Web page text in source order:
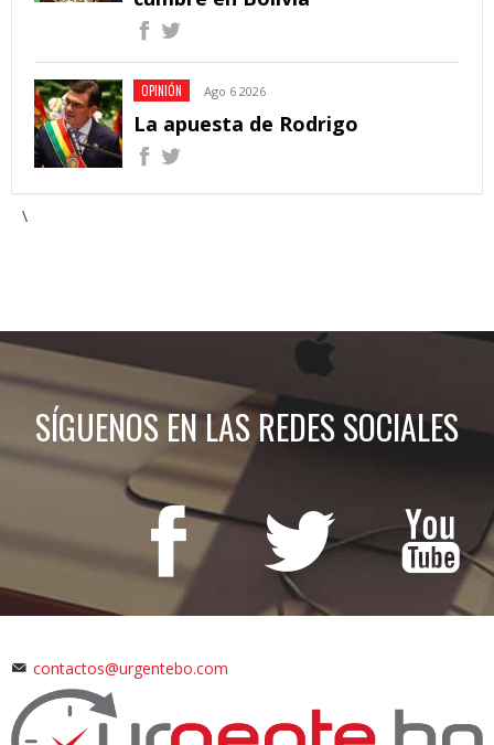
OPINIÓN Ago 6 2026
La apuesta de Rodrigo
\
SÍGUENOS EN LAS REDES SOCIALES
contactos@urgentebo.com